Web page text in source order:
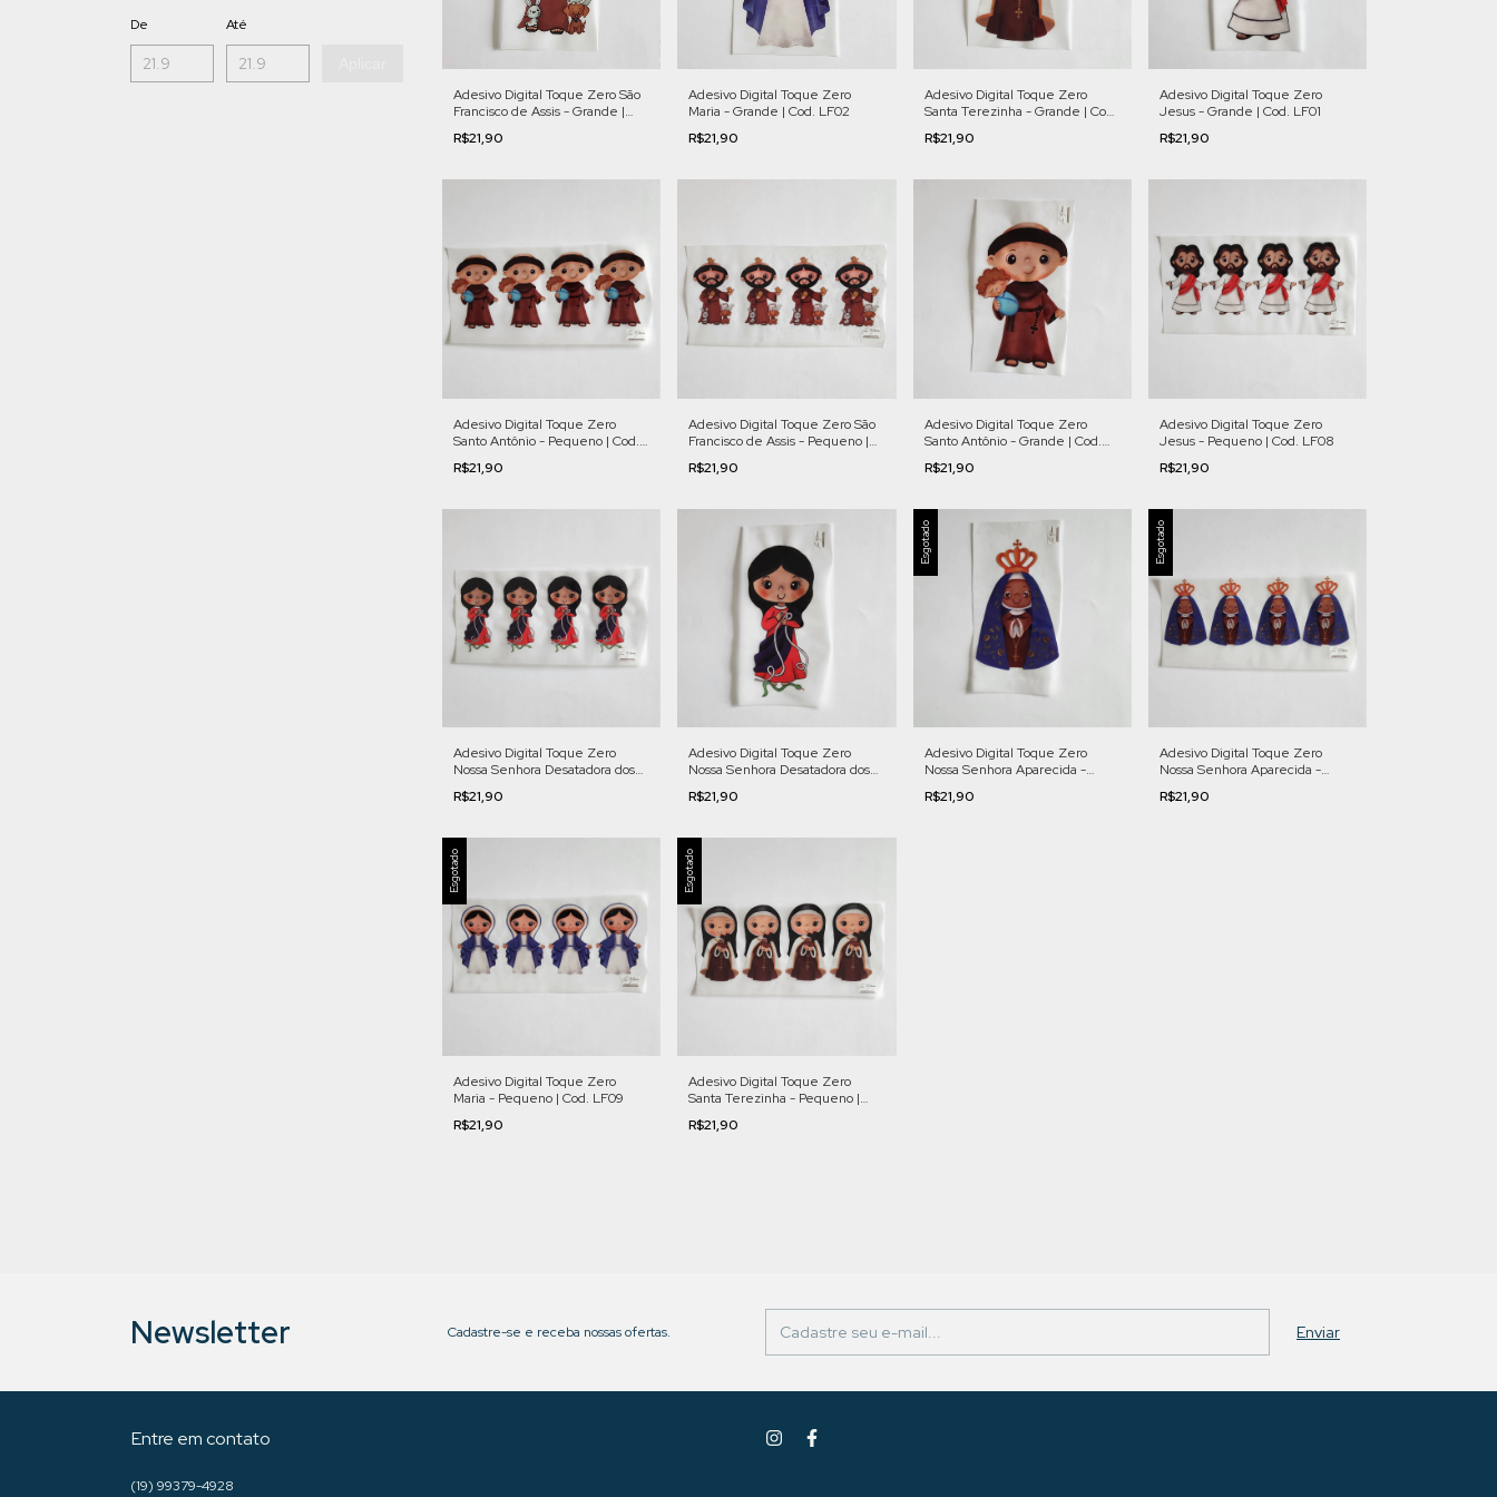
De Até
Adesivo Digital Toque Zero São
Francisco de Assis - Grande |
Cod. LF07
R$21,90
Adesivo Digital Toque Zero
Maria - Grande | Cod. LF02
R$21,90
Adesivo Digital Toque Zero
Santa Terezinha - Grande | Cod.
LF05
R$21,90
Adesivo Digital Toque Zero
Jesus - Grande | Cod. LF01
R$21,90
Adesivo Digital Toque Zero
Santo Antônio - Pequeno | Cod.
R$21,90
Adesivo Digital Toque Zero São
Francisco de Assis - Pequeno |
R$21,90
Adesivo Digital Toque Zero
Santo Antônio - Grande | Cod.
R$21,90
Adesivo Digital Toque Zero
Jesus - Pequeno | Cod. LF08
R$21,90
Adesivo Digital Toque Zero
Nossa Senhora Desatadora dos
R$21,90
Adesivo Digital Toque Zero
Nossa Senhora Desatadora dos
R$21,90
Esgotado
Adesivo Digital Toque Zero
Nossa Senhora Aparecida -
R$21,90
Esgotado
Adesivo Digital Toque Zero
Nossa Senhora Aparecida -
R$21,90
Esgotado
Adesivo Digital Toque Zero
Maria - Pequeno | Cod. LF09
R$21,90
Esgotado
Adesivo Digital Toque Zero
Santa Terezinha - Pequeno |
Cod. LF12
R$21,90
Newsletter Cadastre-se e receba nossas ofertas.
Entre em contato
(19) 99379-4928